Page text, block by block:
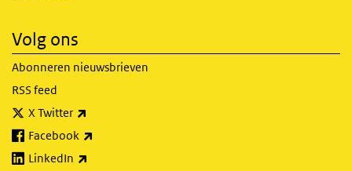
Volg ons
Abonneren nieuwsbrieven
RSS feed
X Twitter
Facebook
LinkedIn